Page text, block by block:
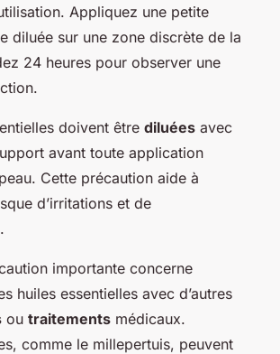
Appliquez une petite
diluée sur une zone discrète de la
24 heures pour observer une
doivent être diluées avec
avant toute application
Cette précaution aide à
d’irritations et de
importante concerne
huiles essentielles avec d’autres
ou traitements médicaux.
comme le millepertuis, peuvent